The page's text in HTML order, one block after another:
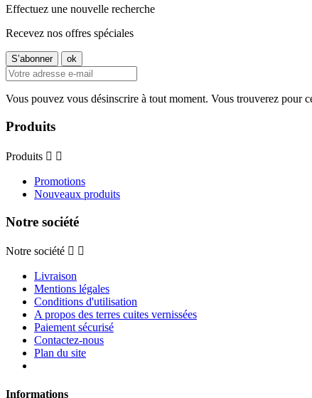
Effectuez une nouvelle recherche
Recevez nos offres spéciales
Vous pouvez vous désinscrire à tout moment. Vous trouverez pour
Produits
Produits  
Promotions
Nouveaux produits
Notre société
Notre société  
Livraison
Mentions légales
Conditions d'utilisation
A propos des terres cuites vernissées
Paiement sécurisé
Contactez-nous
Plan du site
Informations